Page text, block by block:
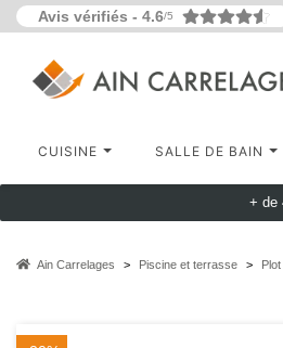
Avis vérifiés - 4.6/5
CUISINE SALLE DE BAIN
+ de
Ain Carrelages Piscine et terrasse